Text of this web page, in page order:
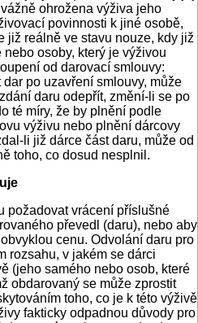
ohrožena výživa jeho
povinnosti k jiné osobě,
již reálně ve stavu nouze, kdy již
osoby, který je výživou
od darovací smlouvy:
po uzavření smlouvy, může
daru odepřít, změní-li se po
té míry, že by plnění podle
výživu nebo plnění dárcovy
li již dárce část daru, může od
toho, co dosud nesplnil.
požadovat vrácení příslušné
převedl (daru), nebo aby
cenu. Odvolání daru pro
rozsahu, v jakém se dárci
(jeho samého nebo osob, které
obdarovaný se může zprostit
toho, co je k této výživě
fakticky odpadnou důvody pro